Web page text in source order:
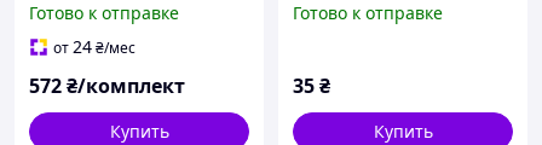
33х33см 1шт 40х40см 1шт
фиолетово пурпурный
Готово к отправке
от24₴/мес
572₴/комплект
Купить
Готово к отправке
35₴
Купить